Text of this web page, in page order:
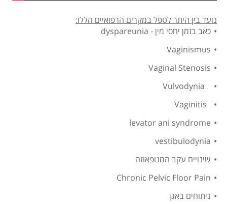
נועד בין היתר לטפל במקרים הרפואיים הללו:
כאב בזמן יחסי מין - dyspareunia
Vaginismus
Vaginal Stenosis
levator ani syndrome
vestibulodynia
שינויים עקב המנופאוזה
Chronic Pelvic Floor Pain
ניתוחים באגן